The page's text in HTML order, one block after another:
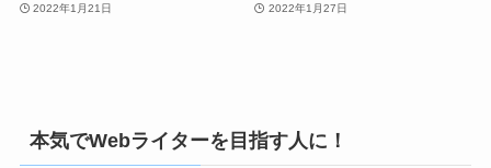
2022年1月21日 2022年1月27日
本気でWebライターを目指す人に！